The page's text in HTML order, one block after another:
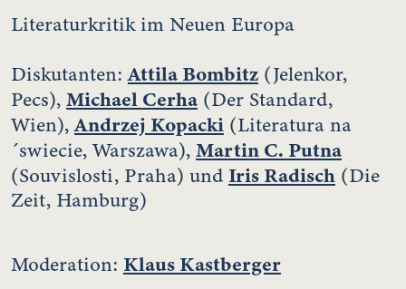
Literaturkritik im Neuen Europa
Diskutanten:Attila Bombitz (Jelenkor,
Pecs), Michael Cerha (Der Standard,
Wien),Andrzej Kopacki (Literatura na
´swiecie, Warszawa), Martin C. Putna
(Souvislosti, Praha) und Iris Radisch (Die
Zeit, Hamburg)
Moderation: Klaus Kastberger